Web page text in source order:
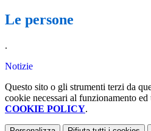
Le persone
.
Notizie
Questo sito o gli strumenti terzi da
cookie necessari al funzionamento
COOKIE POLICY.